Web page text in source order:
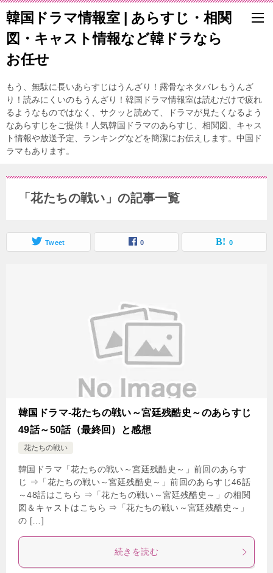
韓国ドラマ情報室 | あらすじ・相関
図・キャスト情報など韓ドラなら
お任せ
もう、無駄に長いあらすじはうんざり！露骨なネタバレもうんざ
り！読みにくいのもうんざり！韓国ドラマ情報室は読むだけで疲れ
るようなものではなく、サクッと読めて、ドラマが見たくなるよう
なあらすじをご提供！人気韓国ドラマのあらすじ、相関図、キャス
ト情報や放送予定、ランキングなどを簡潔にお伝えします。中国ド
ラマもあります。
「花たちの戦い」の記事一覧
Tweet 0 0
韓国ドラマ-花たちの戦い～宮廷残酷史～のあらすじ
49話～50話（最終回）と感想
花たちの戦い
韓国ドラマ「花たちの戦い～宮廷残酷史～」前回のあらす
じ ⇒「花たちの戦い～宮廷残酷史～」前回のあらすじ46話
～48話はこちら ⇒「花たちの戦い～宮廷残酷史～」の相関
図＆キャストはこちら ⇒「花たちの戦い～宮廷残酷史～」
の […]
続きを読む